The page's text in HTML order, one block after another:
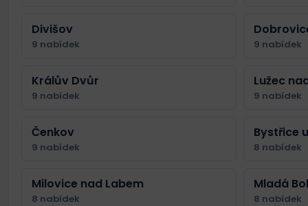
Divišov
9 nabídek 9 nabídek
Králův Dvůr
9 nabídek
Lužec
9 nabídek
Čenkov
9 nabídek
Bystřice
8 nabídek
Milovice nad Labem
8 nabídek
Mladá
8 nabídek